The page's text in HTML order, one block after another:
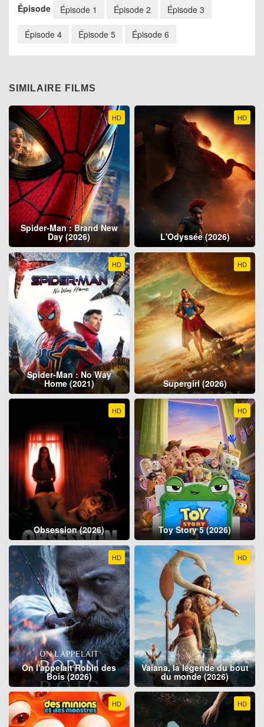
Épisode Épisode 1 Épisode 2 Épisode 3
Épisode 4 Épisode 5 Épisode 6
SIMILAIRE FILMS
HD
Spider-Man : Brand New
Day (2026)
HD
L'Odyssée (2026)
HD
Spider-Man : No Way
Home (2021)
HD
Supergirl (2026)
HD
Obsession (2026)
HD
Toy Story 5 (2026)
HD
On l'appelait Robin des
Bois (2026)
HD
Vaiana, la légende du bout
du monde (2026)
HD HD